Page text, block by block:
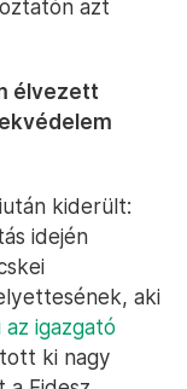
azt
élvezett
kiderült:
idején
aki
igazgató
ki nagy